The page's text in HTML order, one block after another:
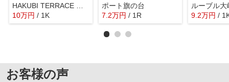
10万円 / 1K
ポート旗の台
7.2万円 / 1R
ルーブル
9.2万円 /
お客様の声